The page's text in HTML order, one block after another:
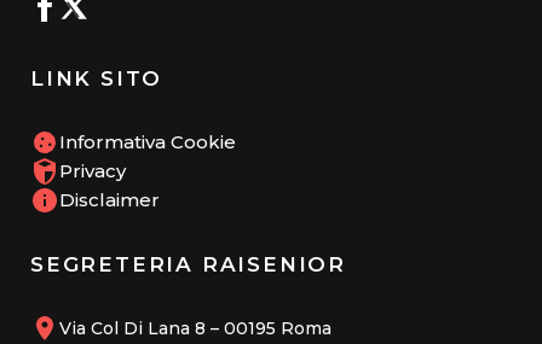
LINK SITO
Informativa Cookie
Privacy
Disclaimer
SEGRETERIA RAISENIOR
Via Col Di Lana 8 – 00195 Roma